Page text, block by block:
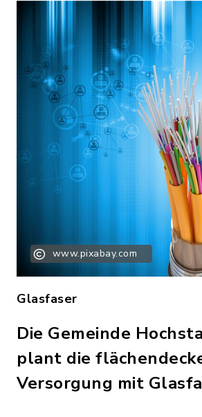
www.pixabay.com
Glasfaser
Die Gemeinde
plant die
Versorgung mit